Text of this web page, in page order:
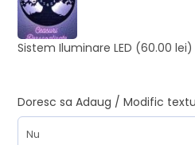
Sistem Iluminare LED (60.00 lei)
Doresc sa Adaug / Modific